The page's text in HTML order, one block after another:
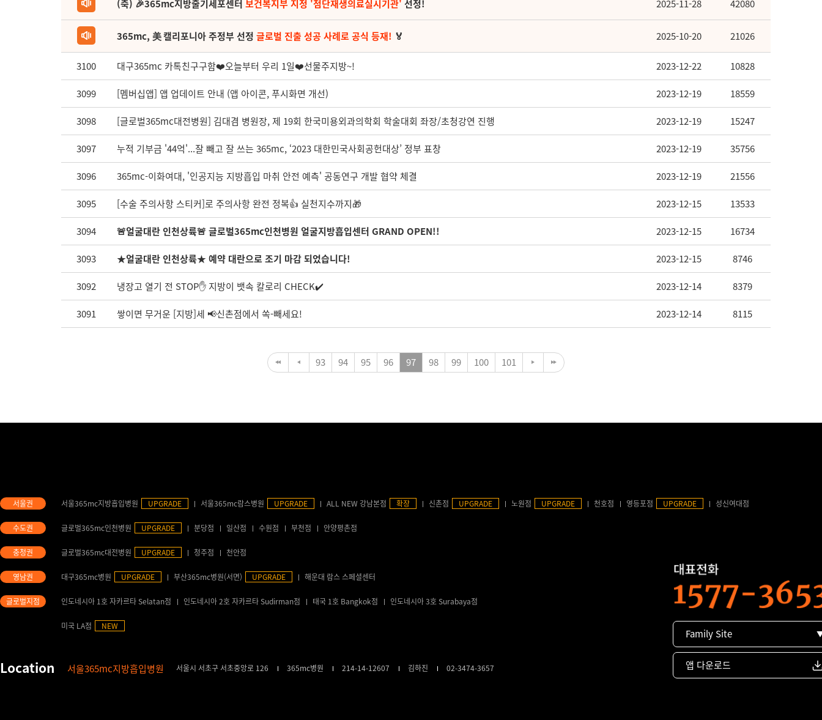
(축) 🎉365mc지방줄기세포센터 보건복지부 지정 '첨단재생의료실시기관' 선정! 2025-11-28 42080
365mc, 美 캘리포니아 주정부 선정 글로벌 진출 성공 사례로 공식 등재! 🏅 2025-10-20 21026
3100 대구365mc 카톡친구구함❤️오늘부터 우리 1일❤️선물주지방~! 2023-12-22 10828
3099 [멤버십앱] 앱 업데이트 안내 (앱 아이콘, 푸시화면 개선) 2023-12-19 18559
3098 [글로벌365mc대전병원] 김대겸 병원장, 제 19회 한국미용외과의학회 학술대회 좌장/초청강연 진행 2023-12-19 15247
3097 누적 기부금 '44억'...잘 빼고 잘 쓰는 365mc, ‘2023 대한민국사회공헌대상’ 정부 표창 2023-12-19 35756
3096 365mc-이화여대, '인공지능 지방흡입 마취 안전 예측' 공동연구 개발 협약 체결 2023-12-19 21556
3095 [수술 주의사항 스티커]로 주의사항 완전 정복👍 실천지수까지🎁 2023-12-15 13533
3094 🚨얼굴대란 인천상륙🚨 글로벌365mc인천병원 얼굴지방흡입센터 GRAND OPEN!! 2023-12-15 16734
3093 ★얼굴대란 인천상륙★ 예약 대란으로 조기 마감 되었습니다! 2023-12-15 8746
3092 냉장고 열기 전 STOP✋ 지방이 뱃속 칼로리 CHECK✔️ 2023-12-14 8379
3091 쌓이면 무거운 [지방]세 📢신촌점에서 쏙-빼세요! 2023-12-14 8115
93 94 95 96 97 98 99 100 101
서울365mc지방흡입병원 UPGRADE 서울365mc람스병원 UPGRADE ALL NEW 강남본점 확장 신촌점 UPGRADE 노원점 UPGRADE 천호점 영등포점 UPGRADE 성신여대점
글로벌365mc인천병원 UPGRADE 분당점 일산점 수원점 부천점 안양평촌점
글로벌365mc대전병원 UPGRADE 청주점 천안점
대구365mc병원 UPGRADE 부산365mc병원(서면) UPGRADE 해운대 람스 스페셜센터
인도네시아 1호 자카르타 Selatan점 인도네시아 2호 자카르타 Sudirman점 태국 1호 Bangkok점 인도네시아 3호 Surabaya점
미국 LA점 NEW
서울365mc지방흡입병원 서울시 서초구 서초중앙로 126 365mc병원 214-14-12607 김하진 02-3474-3657
Family Site
앱 다운로드